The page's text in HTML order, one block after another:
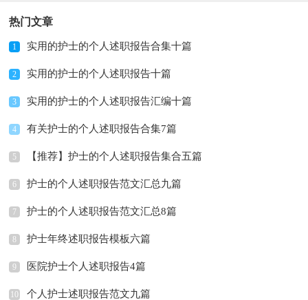
热门文章
1 实用的护士的个人述职报告合集十篇
2 实用的护士的个人述职报告十篇
3 实用的护士的个人述职报告汇编十篇
4 有关护士的个人述职报告合集7篇
5 【推荐】护士的个人述职报告集合五篇
6 护士的个人述职报告范文汇总九篇
7 护士的个人述职报告范文汇总8篇
8 护士年终述职报告模板六篇
9 医院护士个人述职报告4篇
10 个人护士述职报告范文九篇